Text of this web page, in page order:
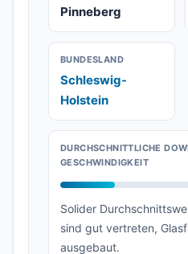
Pinneberg
BUNDESLAND
Schleswig-
Holstein
DURCHSCHNITTLICHE
GESCHWINDIGKEIT
Solider
sind gut vertreten,
ausgebaut.